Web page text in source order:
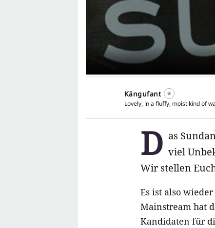
Kängufant
Lovely, in a fluffy, moist kind of
D as
viel
Wir stellen
Es ist also
Mainstream hat
Kandidaten für